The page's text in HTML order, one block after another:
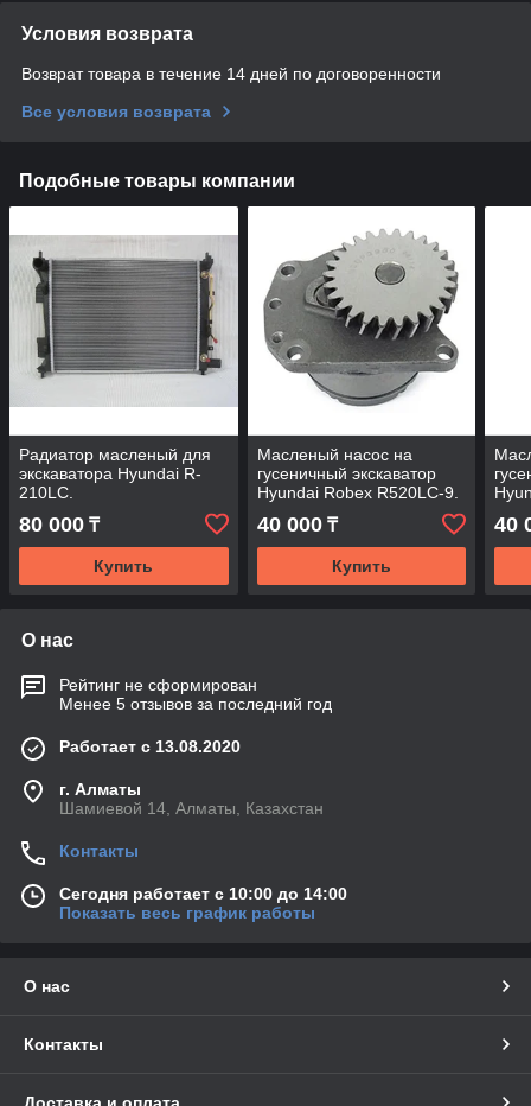
Условия возврата
Возврат товара в течение 14 дней по договоренности
Все условия возврата
Подобные товары компании
Радиатор масленый для
экскаватора Hyundai R-
210LC.
80 000 ₸
Купить
Масленый насос на
гусеничный экскаватор
Hyundai Robex R520LC-9.
40 000₸
Купить
40
О нас
Рейтинг не сформирован
Менее 5 отзывов за последний год
Работает с 13.08.2020
г. Алматы
Шамиевой 14, Алматы, Казахстан
Контакты
Сегодня работает с 10:00 до 14:00
Показать весь график работы
О нас
Контакты